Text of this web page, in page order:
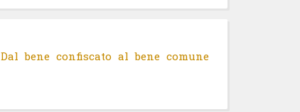
Dal bene confiscato al bene comune